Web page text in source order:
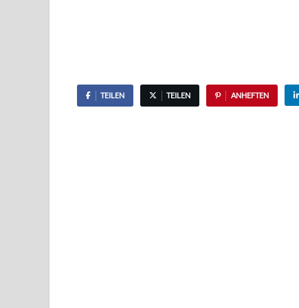
TEILEN TEILEN ANHEFTEN